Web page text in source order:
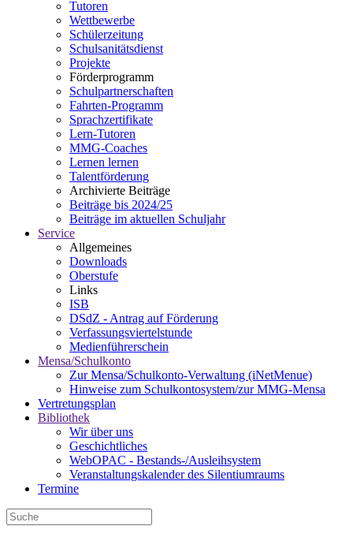
Tutoren
Wettbewerbe
Schülerzeitung
Schulsanitätsdienst
Projekte
Förderprogramm
Schulpartnerschaften
Fahrten-Programm
Sprachzertifikate
Lern-Tutoren
MMG-Coaches
Lernen lernen
Talentförderung
Archivierte Beiträge
Beiträge bis 2024/25
Beiträge im aktuellen Schuljahr
Service
Allgemeines
Downloads
Oberstufe
Links
ISB
DSdZ - Antrag auf Förderung
Verfassungsviertelstunde
Medienführerschein
Mensa/Schulkonto
Zur Mensa/Schulkonto-Verwaltung (iNetMenue)
Hinweise zum Schulkontosystem/zur MMG-Mensa
Vertretungsplan
Bibliothek
Wir über uns
Geschichtliches
WebOPAC - Bestands-/Ausleihsystem
Veranstaltungskalender des Silentiumraums
Termine